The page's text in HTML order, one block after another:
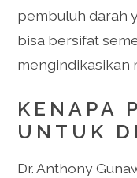
pembuluh darah
bisa bersifat
mengindikasikan
KENAPA
UNTUK
Dr. Anthony